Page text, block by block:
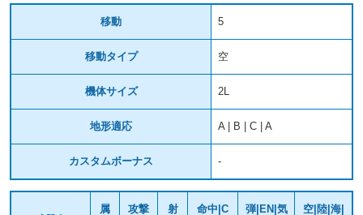
移動 5
移動タイプ 空
機体サイズ 2L
地形適応 A | B | C | A
カスタムボーナス -
属
攻撃
射
命中|C
弾|EN|気
空|陸|海|